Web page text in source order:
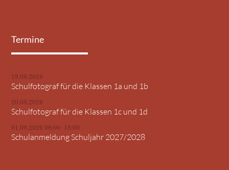
Termine
19.08.2026
Schulfotograf für die Klassen 1a und 1b
20.08.2026
Schulfotograf für die Klassen 1c und 1d
01.09.2026 08:00–18:00
Schulanmeldung Schuljahr 2027/2028